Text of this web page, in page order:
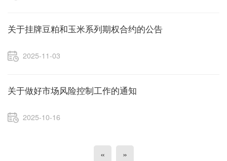
关于挂牌豆粕和玉米系列期权合约的公告
2025-11-03
关于做好市场风险控制工作的通知
2025-10-16
« »